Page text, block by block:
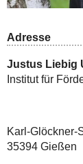
Adresse
Justus Liebig
Institut für
Karl-Glöckner-
35394 Gießen